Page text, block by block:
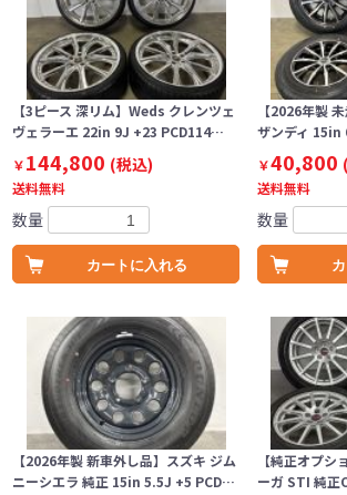
【3ピース 深リム】Weds クレンツェ
ヴェラーエ 22in 9J +23 PCD114…
￥144,800 (税込)
送料無料
数量
カートに入れる
【2026年製
ザンディ
￥40,800
送料無料
数量
【2026年製 新車外し品】スズキ ジム
ニーシエラ 純正 15in 5.5J +5 PCD…
【純正オプシ
ーガ STI 純